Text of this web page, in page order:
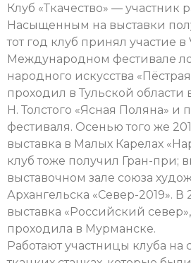
Клуб «Ткачество» — участник
Насыщенным на выставки
тот год клуб принял участие в
Международном фестивале
народного искусства
проходил в Тульской области
Н. Толстого «Ясная Поляна» и
фестиваля. Осенью того же
выставка в Малых Карелах
клуб тоже получил Гран-при;
выставочном зале союза
Архангельска «Север-2019». В
выставка «Российский
проходила в Мурманске.
Работают участницы клуба